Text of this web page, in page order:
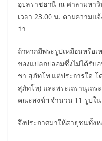
อุบลราชธานี ณ ศาลามหาวิ
เวลา 23.00 น. ตามความแ
ว่า
ถ้าหากมีพระรูปเหมือนหรือ
ของแปลกปลอมซึ่งไม่ได้รับ
ชา สุภัทโท แต่ประการใด
สุภัทโท) และพระเถรานุเถ
คณะสงฆ์ฯ จำนวน 11 รูปใ
จึงประกาศมาให้สาธุชนทั้ง